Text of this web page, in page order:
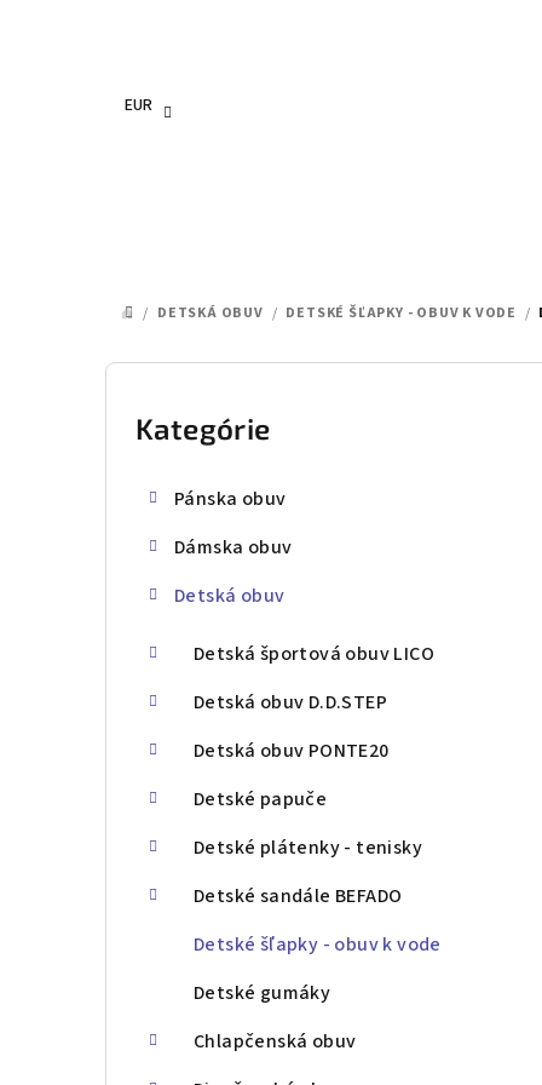
EUR
DOMOV
/ DETSKÁ OBUV / DETSKÉ ŠĽAPKY - OBUV K VODE /
B
Preskočiť
kategórie
Kategórie
Pánska obuv
Dámska obuv
Detská obuv
Detská športová obuv LICO
Detská obuv D.D.STEP
Detská obuv PONTE20
Detské papuče
Detské plátenky - tenisky
Detské sandále BEFADO
Detské šľapky - obuv k vode
Detské gumáky
Chlapčenská obuv